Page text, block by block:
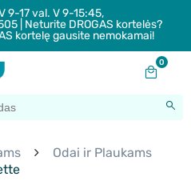
9-17 val. V 9-15:45,
| Neturite DROGAS kortelės?
kortelę gausite nemokamai!
0
Odai ir Plaukams